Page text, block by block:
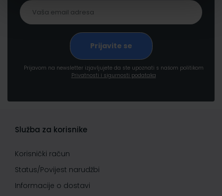
Prijavom na newsletter izjavljujete da ste upoznati s našom politikom
Privatnosti i sigurnosti podataka
Služba za korisnike
Korisnički račun
Status/Povijest narudžbi
Informacije o dostavi